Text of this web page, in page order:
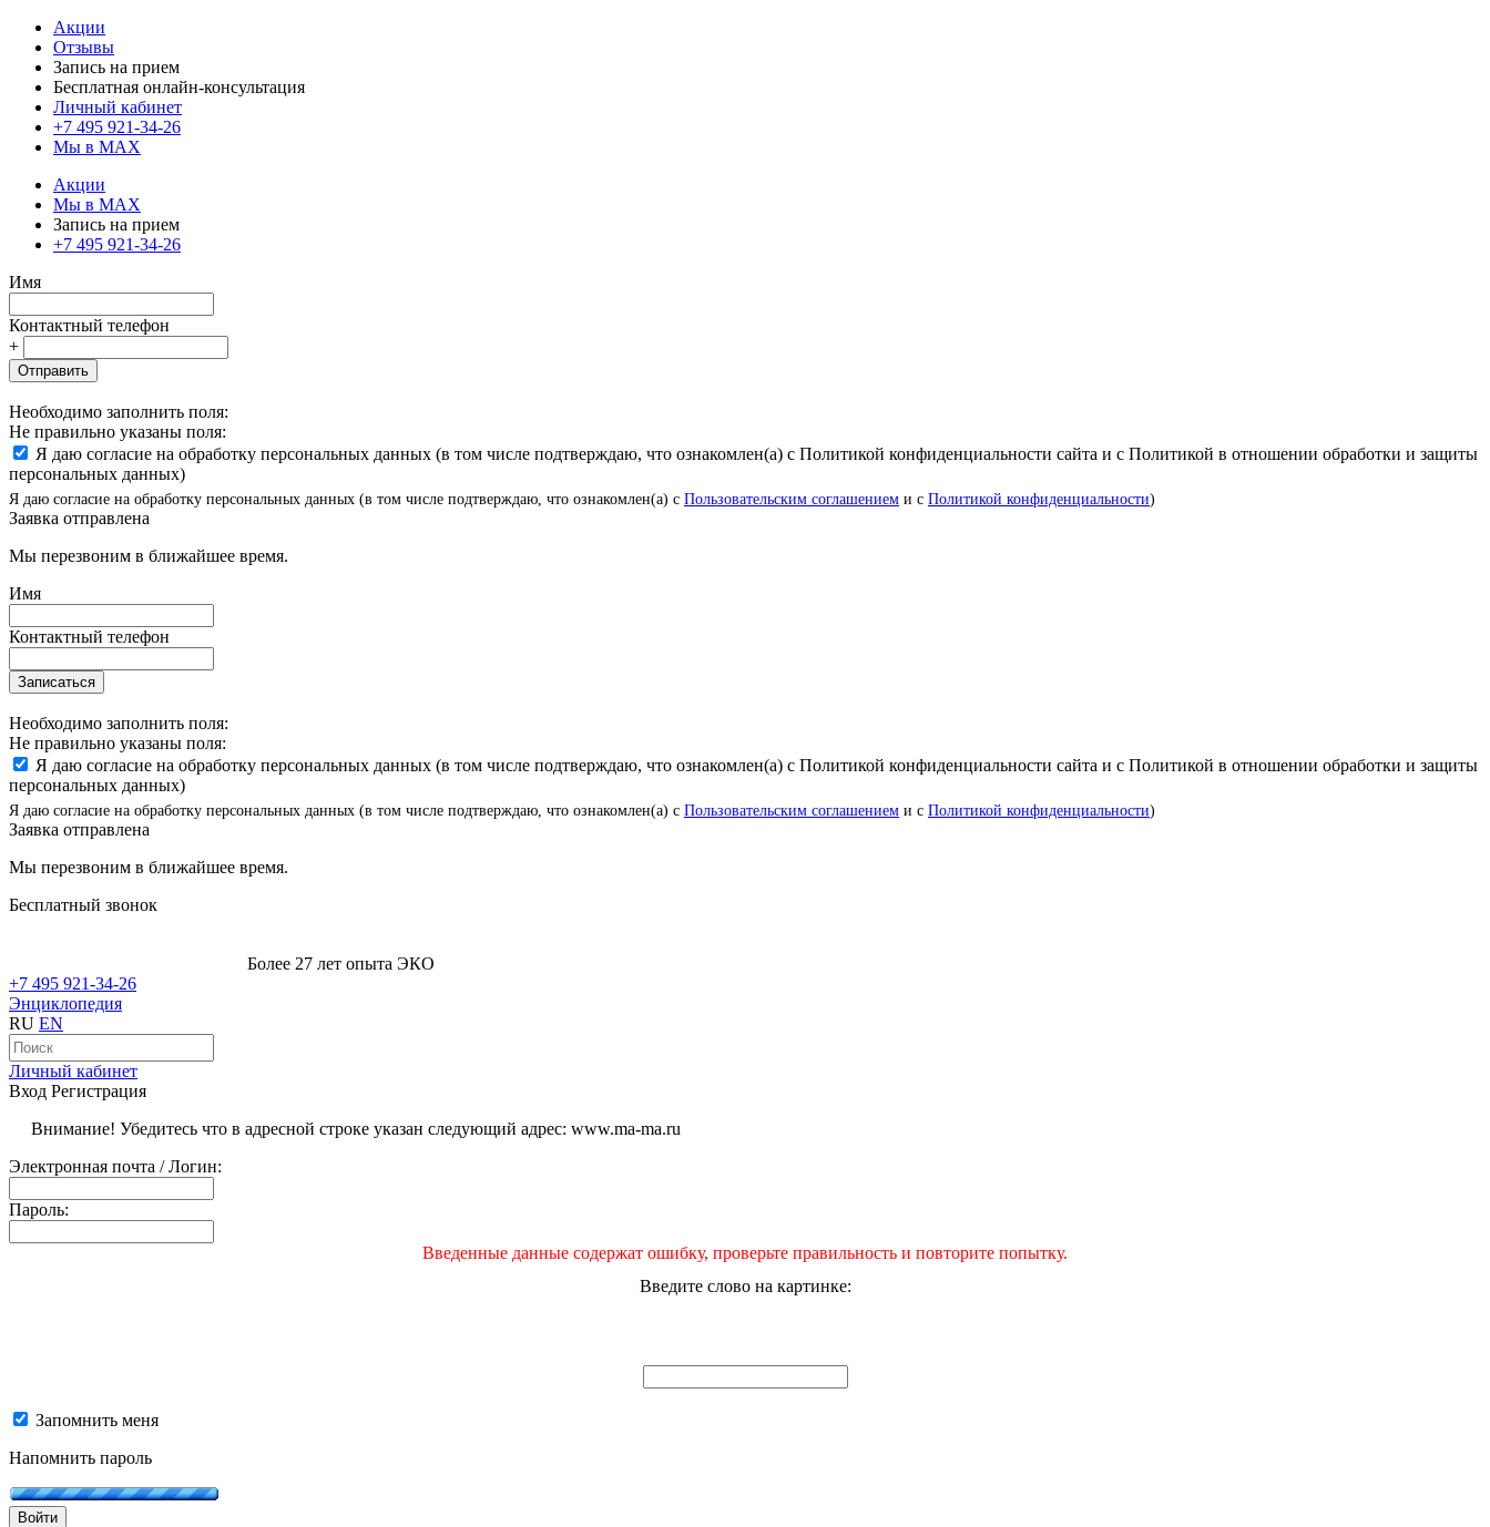
Акции
Отзывы
Запись на прием
Бесплатная онлайн-консультация
Личный кабинет
+7 495 921-34-26
Мы в MAX
Акции
Мы в MAX
Запись на прием
+7 495 921-34-26
Имя
Контактный телефон
+
Отправить
Необходимо заполнить поля:
Не правильно указаны поля:
Я даю согласие на обработку персональных данных (в том числе подтверждаю, что ознакомлен(а) с Политикой конфиденциальности сайта и с Политикой в отношении обработки и защиты
персональных данных)
Я даю согласие на обработку персональных данных (в том числе подтверждаю, что ознакомлен(а) с Пользовательским соглашением и с Политикой конфиденциальности)
Заявка отправлена
Мы перезвоним в ближайшее время.
Имя
Контактный телефон
Записаться
Необходимо заполнить поля:
Не правильно указаны поля:
Я даю согласие на обработку персональных данных (в том числе подтверждаю, что ознакомлен(а) с Политикой конфиденциальности сайта и с Политикой в отношении обработки и защиты
персональных данных)
Я даю согласие на обработку персональных данных (в том числе подтверждаю, что ознакомлен(а) с Пользовательским соглашением и с Политикой конфиденциальности)
Заявка отправлена
Мы перезвоним в ближайшее время.
Бесплатный звонок
Более 27 лет опыта ЭКО
+7 495 921-34-26
Энциклопедия
RU EN
Личный кабинет
Вход Регистрация
Внимание! Убедитесь что в адресной строке указан следующий адрес: www.ma-ma.ru
Электронная почта / Логин:
Пароль:
Введенные данные содержат ошибку, проверьте правильность и повторите попытку.
Введите слово на картинке:
Запомнить меня
Напомнить пароль
Войти